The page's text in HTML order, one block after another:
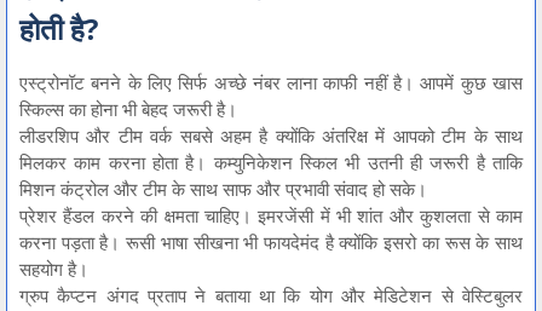
होती है?
एस्ट्रोनॉट बनने के लिए सिर्फ अच्छे नंबर लाना काफी नहीं है। आपमें कुछ खास
स्किल्स का होना भी बेहद जरूरी है।
लीडरशिप और टीम वर्क सबसे अहम है क्योंकि अंतरिक्ष में आपको टीम के साथ
मिलकर काम करना होता है। कम्युनिकेशन स्किल भी उतनी ही जरूरी है ताकि
मिशन कंट्रोल और टीम के साथ साफ और प्रभावी संवाद हो सके।
प्रेशर हैंडल करने की क्षमता चाहिए। इमरजेंसी में भी शांत और कुशलता से काम
करना पड़ता है। रूसी भाषा सीखना भी फायदेमंद है क्योंकि इसरो का रूस के साथ
सहयोग है।
ग्रुप कैप्टन अंगद प्रताप ने बताया था कि योग और मेडिटेशन से वेस्टिबुलर